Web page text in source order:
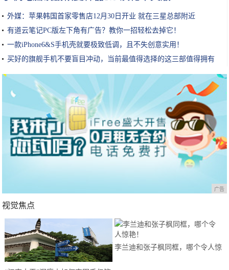
外媒：苹果韩国首家零售店12月30日开业 就在三星总部附近
有道云笔记PC版左下角有广告？教你一招轻松去掉它！
一款iPhone6&S手机壳就要极致低调，且不失创意实用！
买好的旗舰手机不要盲目冲动，当前最值得选择的这三部值得拥有
广告
视觉焦点
李兰迪和张子枫同框，哪个令人惊